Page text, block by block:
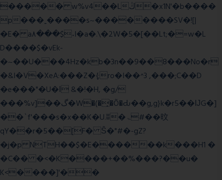
����� w%v4��Lڭ�x1N'�b����
p���˿����s~��������SV�![|
�E� a٨���$˖I�a�.\�2W�5�[��Lt;�=w�L
D����$�vEk-
�~��U���4Hz�kb�3n��9��8���No�r
�&I�V�XeA:���Z�{;ro�I��^3 ,���;C��D
�e���"�U�ǀ &�!�H, �g/
���%v]��گ�W�(�̟�Õ�Ԃ��g,g}k�r5��ĲG�]
��`f'���s�x��K�U.ʬ�ۃ#��旼
qY��r�5��[F� Ŝ�"#�-gZ?
�j�p NTH��$�E������k���H1 �
�C�� �<�K����+��%���?��u�
K<����]'��